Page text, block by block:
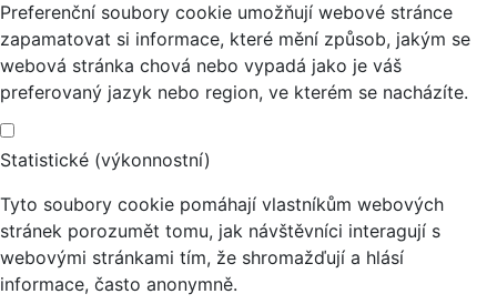
Preferenční soubory cookie umožňují webové stránce
zapamatovat si informace, které mění způsob, jakým se
webová stránka chová nebo vypadá jako je váš
preferovaný jazyk nebo region, ve kterém se nacházíte.
Statistické (výkonnostní)
Tyto soubory cookie pomáhají vlastníkům webových
stránek porozumět tomu, jak návštěvníci interagují s
webovými stránkami tím, že shromažďují a hlásí
informace, často anonymně.